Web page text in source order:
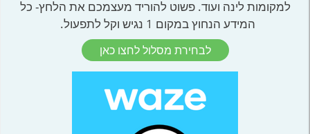
למקומות לינה ועוד. פשוט להוריד מעצמכם את הלחץ- כל
המידע הנחוץ במקום 1 נגיש וקל לתפעול.
לבחירת מסלול לחצו כאן